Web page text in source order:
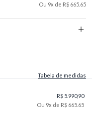
Ou 9x de R$ 665.65
Tabela de medidas
R$ 5.990,90
Ou 9x de R$ 665.65